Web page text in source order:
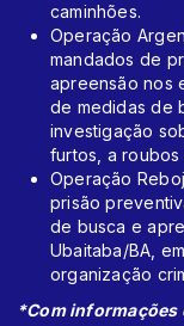
caminhões.
Operação
mandados de
apreensão nos
de medidas de
investigação
furtos, a
Operação
prisão
de busca e
Ubaitaba/BA,
organização
*Com informações